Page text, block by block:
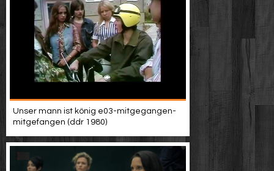
Unser mann ist könig e03-mitgegangen-
mitgefangen (ddr 1980)